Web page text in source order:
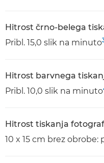
Hitrost črno-belega
Pribl. 15,0 slik na minuto
Hitrost barvnega
Pribl. 10,0 slik na minuto
Hitrost tiskanja
10 x 15 cm brez obrobe: